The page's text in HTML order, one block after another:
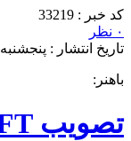
کد خبر : 33219
۰ نظر
تاریخ انتشار : پنجشنبه 10 مهر 1404 - 9:12
باهنر:
تصویب CFT حتی در شرایط اسنپ بک به سود ایران است